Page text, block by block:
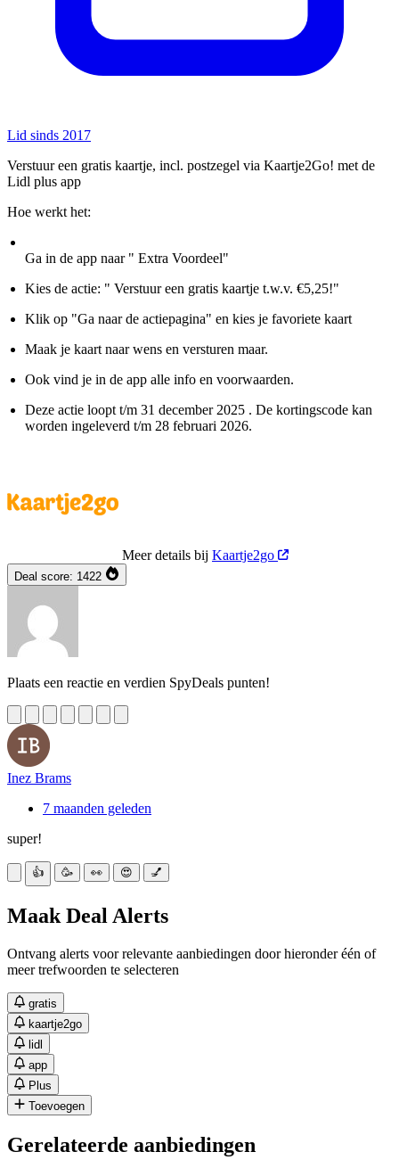
Lid sinds 2017
Verstuur een gratis kaartje, incl. postzegel via Kaartje2Go! met de
Lidl plus app
Hoe werkt het:
Ga in de app naar " Extra Voordeel"
Kies de actie: " Verstuur een gratis kaartje t.w.v. €5,25!"
Klik op "Ga naar de actiepagina" en kies je favoriete kaart
Maak je kaart naar wens en versturen maar.
Ook vind je in de app alle info en voorwaarden.
Deze actie loopt t/m 31 december 2025 . De kortingscode kan
worden ingeleverd t/m 28 februari 2026.
Meer details bij Kaartje2go
Deal score: 1422
Plaats een reactie en verdien SpyDeals punten!
Inez Brams
7 maanden geleden
super!
👍 🥳 👀 😍 💅
Maak Deal Alerts
Ontvang alerts voor relevante aanbiedingen door hieronder één of
meer trefwoorden te selecteren
gratis
kaartje2go
lidl
app
Plus
Toevoegen
Gerelateerde aanbiedingen